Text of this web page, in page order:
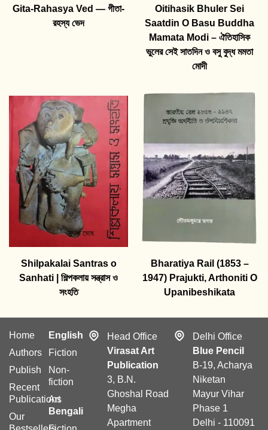
Gita-Rahasya Ved — গীতা-
রহস্য ভেদ
Oitihasik Bhuler Sei
Saatdin O Basu Buddha
Mamata Modi – ঐতিহাসিক
ভুলের সেই সাতদিন ও বসু বুদ্ধ মমতা
মোদী
Shilpakalai Santras o
Sanhati | শিল্পকলায় সন্ত্রাস ও
সংহতি
Bharatiya Rail (1853 –
1947) Prajukti, Arthoniti O
Upanibeshikata
Home
Authors
Publish
Recent
Publications
Our
English
Fiction
Non-
fiction
Art
Bengali
Head Office
Virasat Art
Publication
3, B.N.
Ghoshal Road
Megha
Apartment
Delhi Office
Blue Pencil
B-19, Acharya
Niketan
Mayur Vihar
Phase 1
Delhi - 110091